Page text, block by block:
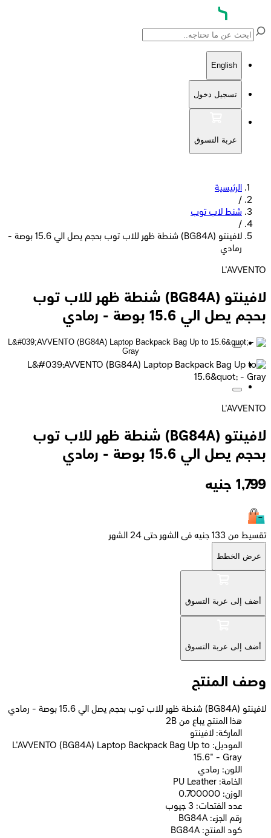
English
تسجيل دخول
عربة التسوق
الرئيسية
/
شنط لاب توب
/
لافينتو (BG84A) شنطة ظهر للاب توب بحجم يصل الي 15.6 بوصة -
رمادي
L'AVVENTO
لافينتو (BG84A) شنطة ظهر للاب توب
بحجم يصل الي 15.6 بوصة - رمادي
L'AVVENTO
لافينتو (BG84A) شنطة ظهر للاب توب
بحجم يصل الي 15.6 بوصة - رمادي
1,799 جنيه
تقسيط من 133 جنيه فى الشهر حتى 24 الشهر
عرض الخطط
أضف إلى عربة التسوق
أضف إلى عربة التسوق
وصف المنتج
لافينتو (BG84A) شنطة ظهر للاب توب بحجم يصل الي 15.6 بوصة - رمادي
2B هذا المنتج يباع من
الماركة: لافينتو
الموديل: L'AVVENTO (BG84A) Laptop Backpack Bag Up to
15.6" - Gray
اللون: رمادي
الخامة: PU Leather
الوزن: 0.700000
عدد الفتحات: 3 جيوب
رقم الجزء: BG84A
كود المنتج: BG84A